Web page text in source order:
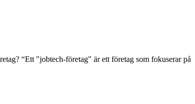
“Ett "jobtech-företag" är ett företag som fokuserar på